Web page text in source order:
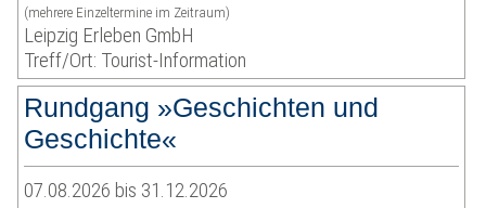
(mehrere Einzeltermine im Zeitraum)
Leipzig Erleben GmbH
Treff/Ort: Tourist-Information
Rundgang »Geschichten und
Geschichte«
07.08.2026 bis 31.12.2026